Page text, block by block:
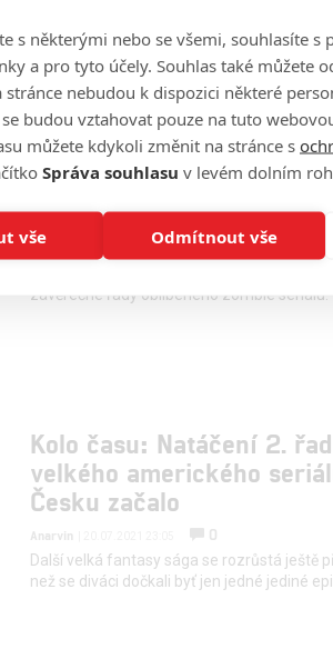
příběhy. Některé seriály to mají spočítané, jiné
pokračovat.
Živí mrtví: Comic-Con
trailer pro finální sérii
Anarvin
0
závěrečné řady oblíbeného zombie seriálu.
Kolo času: Natáčení 2.
velkého amerického
Česku začalo
Anarvin
0
Další velká fantasy sága se rozrůstá ještě
než se diváci dočkali byť jen jedné jediné
s některými nebo se všemi, souhlasíte s
a pro tyto účely. Souhlas také můžete
nebudou k dispozici některé
budou vztahovat pouze na tuto
můžete kdykoli změnit na stránce s
Správa souhlasu v levém dolním
vše Odmítnout vše